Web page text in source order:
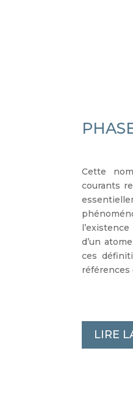
Cette
courants
d’un
ces
références
LIRE